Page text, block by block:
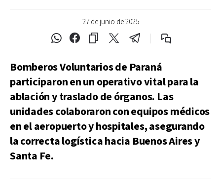
27 de junio de 2025
Bomberos Voluntarios de Paraná
participaron en un operativo vital para la
ablación y traslado de órganos. Las
unidades colaboraron con equipos médicos
en el aeropuerto y hospitales, asegurando
la correcta logística hacia Buenos Aires y
Santa Fe.